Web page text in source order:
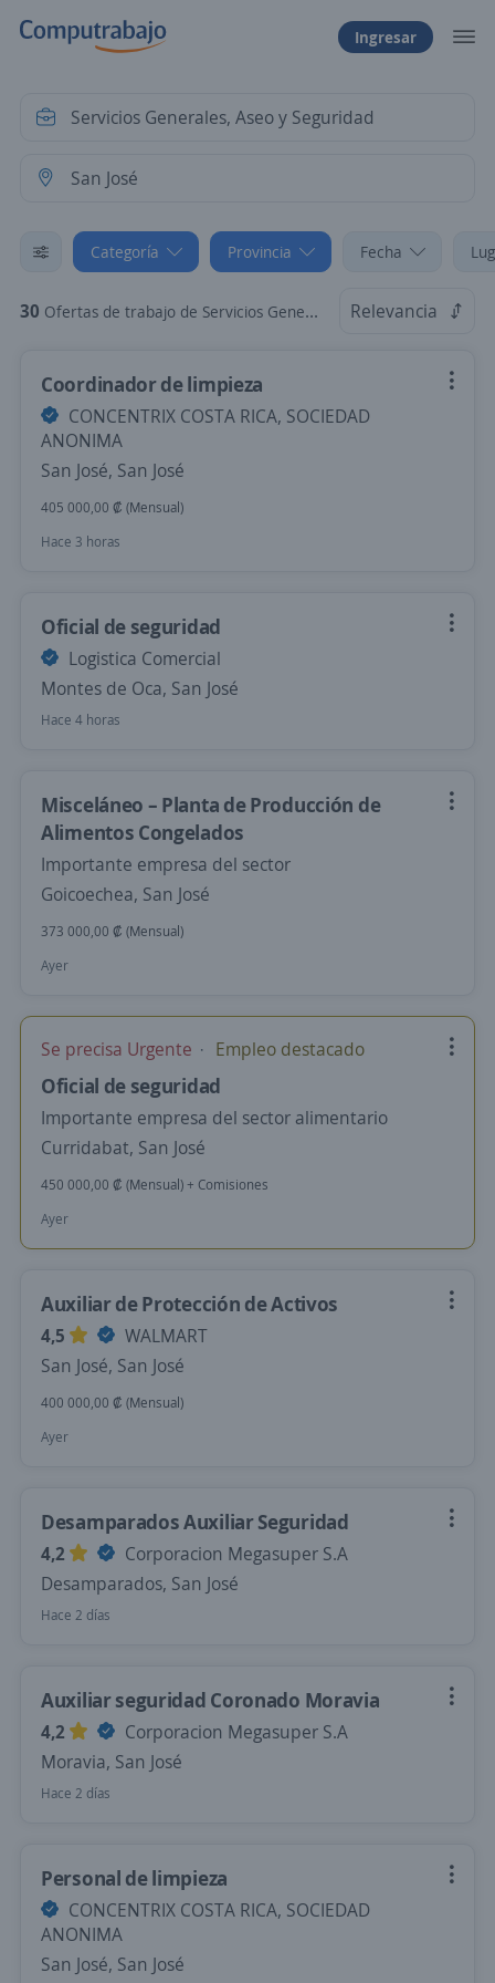
Ingresar
Categoría Provincia Fecha
30 Ofertas de trabajo de Servicios Generales, Aseo y Seguridad en San José Relevancia
Coordinador de limpieza
CONCENTRIX COSTA RICA, SOCIEDAD
ANONIMA
San José, San José
405 000,00 ₡ (Mensual)
Hace 3 horas
Oficial de seguridad
Logistica Comercial
Montes de Oca, San José
Hace 4 horas
Misceláneo – Planta de Producción de
Alimentos Congelados
Importante empresa del sector
Goicoechea, San José
373 000,00 ₡ (Mensual)
Ayer
Se precisa Urgente Empleo destacado
Oficial de seguridad
Importante empresa del sector alimentario
Curridabat, San José
450 000,00 ₡ (Mensual) + Comisiones
Ayer
Auxiliar de Protección de Activos
4,5
WALMART
San José, San José
400 000,00 ₡ (Mensual)
Ayer
Desamparados Auxiliar Seguridad
4,2
Corporacion Megasuper S.A
Desamparados, San José
Hace 2 días
Auxiliar seguridad Coronado Moravia
4,2
Corporacion Megasuper S.A
Moravia, San José
Hace 2 días
Personal de limpieza
CONCENTRIX COSTA RICA, SOCIEDAD
ANONIMA
San José, San José